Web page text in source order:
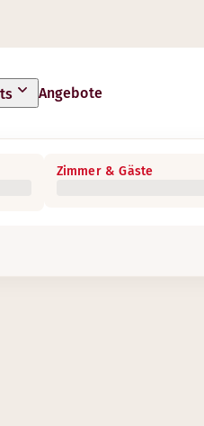
Angebote
Zimmer & Gäste